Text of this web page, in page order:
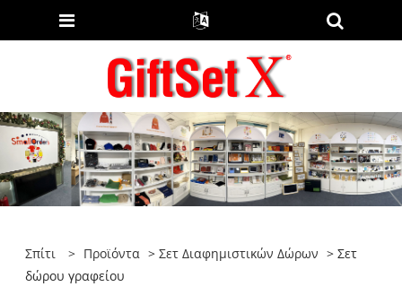
Σπίτι > Προϊόντα >Σετ Διαφημιστικών Δώρων > Σετ
δώρου γραφείου